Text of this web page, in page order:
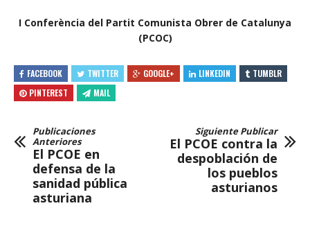
I Conferència del Partit Comunista Obrer de Catalunya
(PCOC)
FACEBOOK TWITTER GOOGLE+ LINKEDIN
TUMBLR
PINTEREST
MAIL
Publicaciones
Anteriores
El PCOE en
defensa de la
sanidad pública
asturiana
Siguiente Publicar
El PCOE contra la
despoblación de
los pueblos
asturianos